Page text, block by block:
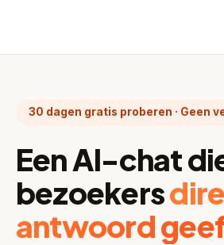
30 dagen gratis proberen · Geen
Een AI-chat
bezoekers
antwoord